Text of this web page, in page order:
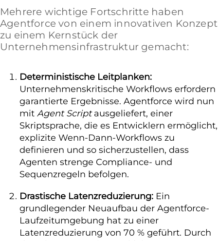
Mehrere wichtige Fortschritte haben
Agentforce von einem innovativen Konzept
zu einem Kernstück der
Unternehmensinfrastruktur gemacht:
Deterministische Leitplanken:
Unternehmenskritische Workflows erfordern
garantierte Ergebnisse. Agentforce wird nun
mit Agent Scriptausgeliefert, einer
Skriptsprache, die es Entwicklern ermöglicht,
explizite Wenn-Dann-Workflows zu
definieren und so sicherzustellen, dass
Agenten strenge Compliance- und
Sequenzregeln befolgen.
Drastische Latenzreduzierung: Ein
grundlegender Neuaufbau der Agentforce-
Laufzeitumgebung hat zu einer
Latenzreduzierung von 70 % geführt. Durch